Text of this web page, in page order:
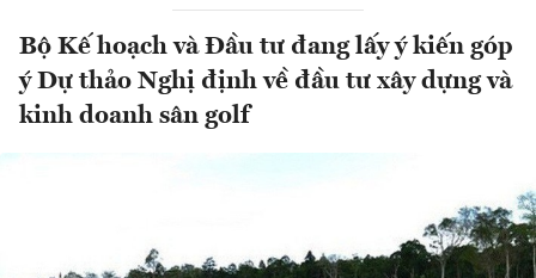
Bộ Kế hoạch và Đầu tư đang lấy ý kiến góp
ý Dự thảo Nghị định về đầu tư xây dựng và
kinh doanh sân golf